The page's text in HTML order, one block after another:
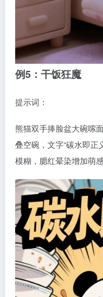
例5：干饭狂魔
提示词：
熊猫双手捧脸盆大碗嗦
叠空碗，文字“碳水即正
模糊，腮红晕染增加萌感